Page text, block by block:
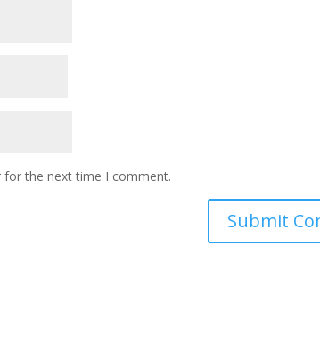
for the next time I comment.